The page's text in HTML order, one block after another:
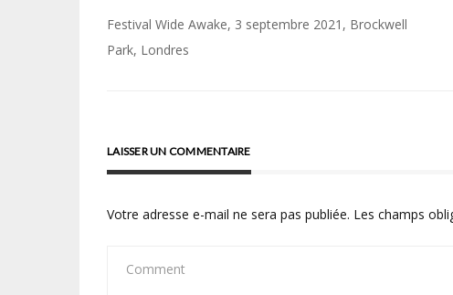
Navigation
de
Festival Wide Awake, 3 septembre 2021, Brockwell
Park, Londres
LAISSER UN COMMENTAIRE
Votre adresse e-mail ne sera pas publiée. Les champs